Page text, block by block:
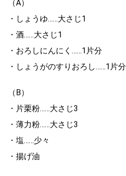
（A）
・しょうゆ……大さじ1
・酒……大さじ1
・おろしにんにく……1片分
・しょうがのすりおろし……1片分
（B）
・片栗粉……大さじ3
・薄力粉……大さじ3
・塩……少々
・揚げ油